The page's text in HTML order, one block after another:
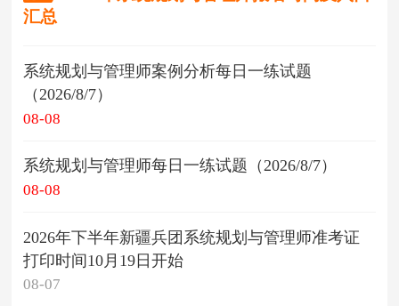
汇总
系统规划与管理师案例分析每日一练试题
（2026/8/7）
08-08
系统规划与管理师每日一练试题（2026/8/7）
08-08
2026年下半年新疆兵团系统规划与管理师准考证
打印时间10月19日开始
08-07